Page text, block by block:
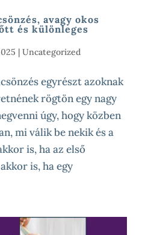
avagy okos
és különleges
| Uncategorized
egyrészt azoknak
rögtön egy nagy
úgy, hogy közben
mi válik be nekik és a
is, ha az első
is, ha egy